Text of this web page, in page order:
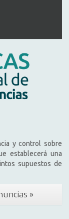
y control sobre
establecerá una
supuestos de
»